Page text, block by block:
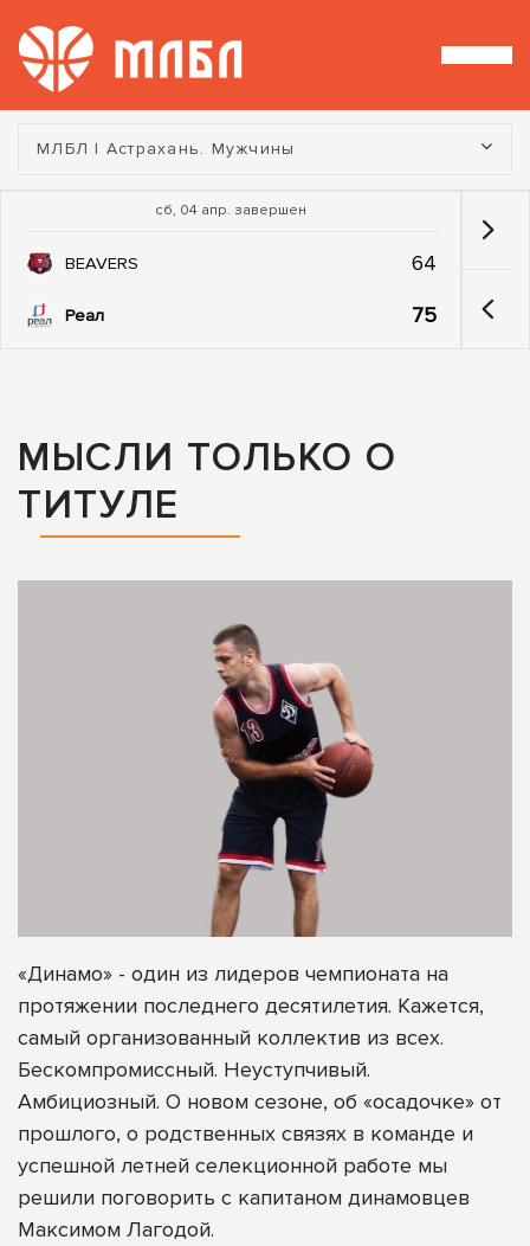
Турнир:
МЛБЛ | Астрахань. Мужчины
сб, 04 апр. завершен
BEAVERS 64
Реал 75
МЫСЛИ ТОЛЬКО О
ТИТУЛЕ
«Динамо» - один из лидеров чемпионата на
протяжении последнего десятилетия. Кажется,
самый организованный коллектив из всех.
Бескомпромиссный. Неуступчивый.
Амбициозный. О новом сезоне, об «осадочке» от
прошлого, о родственных связях в команде и
успешной летней селекционной работе мы
решили поговорить с капитаном динамовцев
Максимом Лагодой.